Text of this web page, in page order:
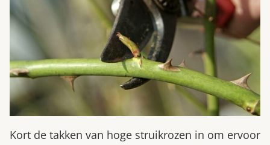
Kort de takken van hoge struikrozen in om ervoor